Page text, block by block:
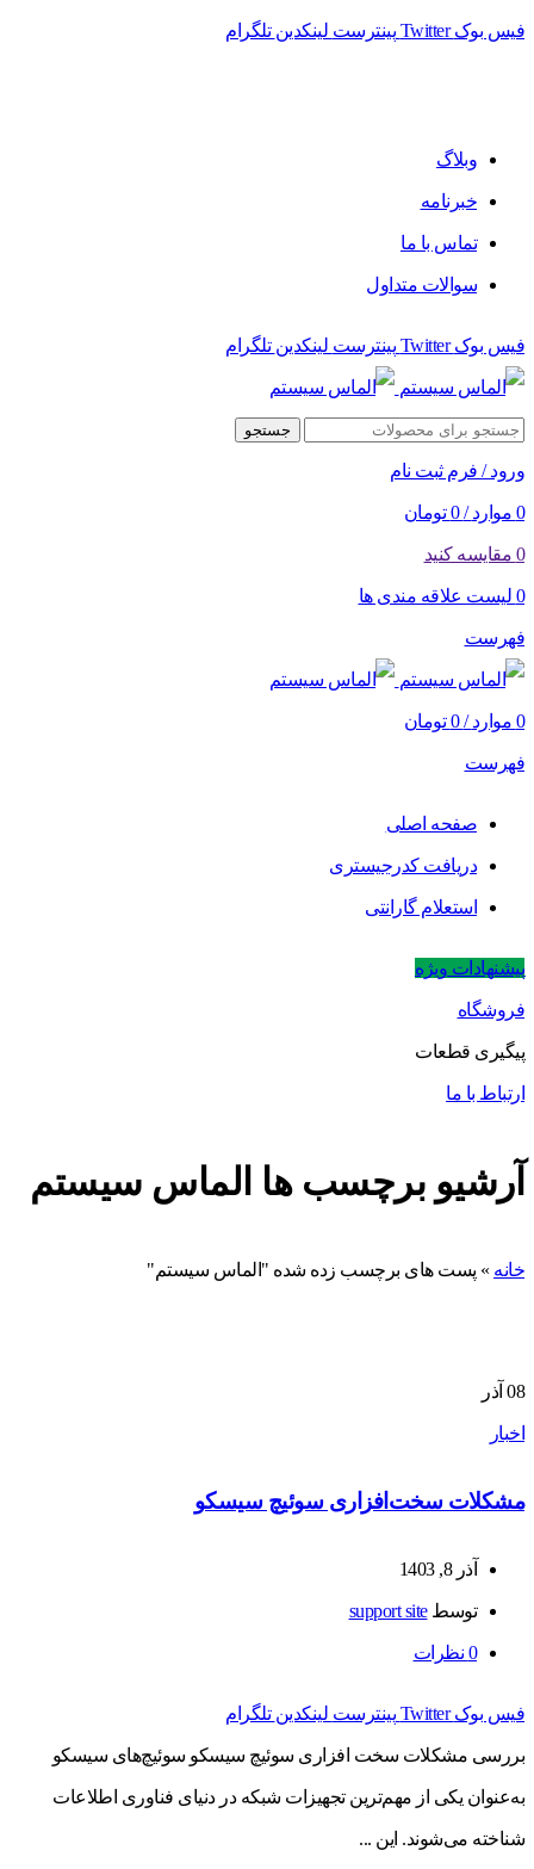
فیس بوک Twitter پینترست لینکدین تلگرام
وبلاگ
خبرنامه
تماس با ما
سوالات متداول
فیس بوک Twitter پینترست لینکدین تلگرام
جستجو
ورود / فرم ثبت نام
0 موارد /
0 تومان
0 مقایسه کنید
0 لیست علاقه مندی ها
فهرست
0 موارد /
0 تومان
فهرست
صفحه اصلی
دریافت کدرجیستری
استعلام گارانتی
پیشنهادات ویژه
فروشگاه
پیگیری قطعات
ارتباط با ما
آرشیو برچسب ها الماس سیستم
خانه » پست های برچسب زده شده "الماس سیستم"
08 آذر
اخبار
مشکلات سخت‌افزاری سوئیچ سیسکو
آذر 8, 1403
توسطsupport site
0 نظرات
فیس بوک Twitter پینترست لینکدین تلگرام
بررسی مشکلات سخت افزاری سوئیچ سیسکو سوئیچ‌های سیسکو
به‌عنوان یکی از مهم‌ترین تجهیزات شبکه در دنیای فناوری اطلاعات
شناخته می‌شوند. این ...